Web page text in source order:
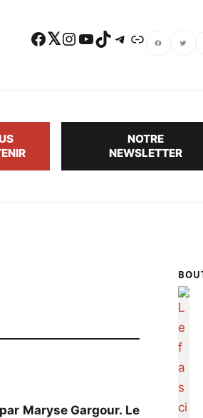
Facebook Twitter Instagram YouTube TikTok Telegram Lien
NOTRE
NEWSLETTER
Maryse Gargour. Le